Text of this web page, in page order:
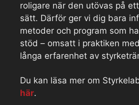
roligare när den utövas på
sätt. Därför ger vi dig bara
metoder och program som
stöd – omsatt i praktiken
långa erfarenhet av
Du kan läsa mer om
här.